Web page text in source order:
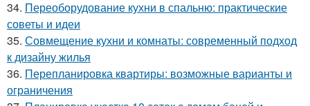
34. Переоборудование кухни в спальню: практические
советы и идеи
35. Совмещение кухни и комнаты: современный подход
к дизайну жилья
36. Перепланировка квартиры: возможные варианты и
ограничения